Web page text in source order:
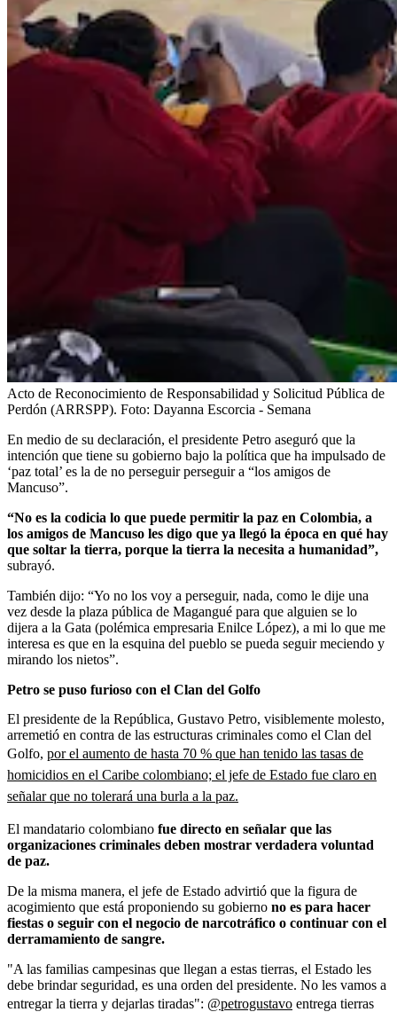
Acto de Reconocimiento de Responsabilidad y Solicitud Pública de
Perdón (ARRSPP). Foto: Dayanna Escorcia - Semana
En medio de su declaración, el presidente Petro aseguró que la
intención que tiene su gobierno bajo la política que ha impulsado de
‘paz total’ es la de no perseguir perseguir a “los amigos de
Mancuso”.
“No es la codicia lo que puede permitir la paz en Colombia, a
los amigos de Mancuso les digo que ya llegó la época en qué hay
que soltar la tierra, porque la tierra la necesita a humanidad”,
subrayó.
También dijo: “Yo no los voy a perseguir, nada, como le dije una
vez desde la plaza pública de Magangué para que alguien se lo
dijera a la Gata (polémica empresaria Enilce López), a mi lo que me
interesa es que en la esquina del pueblo se pueda seguir meciendo y
mirando los nietos”.
Petro se puso furioso con el Clan del Golfo
El presidente de la República, Gustavo Petro, visiblemente molesto,
arremetió en contra de las estructuras criminales como el Clan del
Golfo, por el aumento de hasta 70 % que han tenido las tasas de
homicidios en el Caribe colombiano; el jefe de Estado fue claro en
señalar que no tolerará una burla a la paz.
El mandatario colombiano fue directo en señalar que las
organizaciones criminales deben mostrar verdadera voluntad
de paz.
De la misma manera, el jefe de Estado advirtió que la figura de
acogimiento que está proponiendo su gobierno no es para hacer
fiestas o seguir con el negocio de narcotráfico o continuar con el
derramamiento de sangre.
"A las familias campesinas que llegan a estas tierras, el Estado les
debe brindar seguridad, es una orden del presidente. No les vamos a
entregar la tierra y dejarlas tiradas": @petrogustavo entrega tierras